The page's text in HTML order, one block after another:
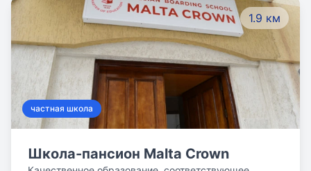
1.9 км
частная школа
Школа-пансион Malta Crown